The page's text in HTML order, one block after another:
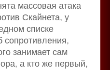
массовая атака
Скайнета, у
списке
сопротивления,
занимает сам
а кто же первый,